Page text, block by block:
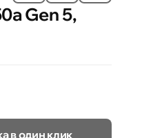
Gen 5,
в один клик